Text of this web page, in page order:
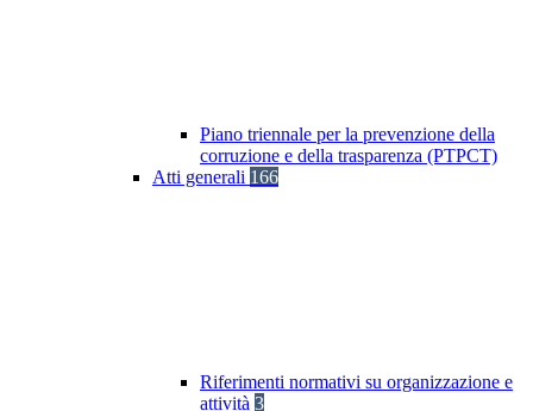
Piano triennale per la prevenzione della
corruzione e della trasparenza (PTPCT)
Atti generali 166
Riferimenti normativi su organizzazione e
attività 3